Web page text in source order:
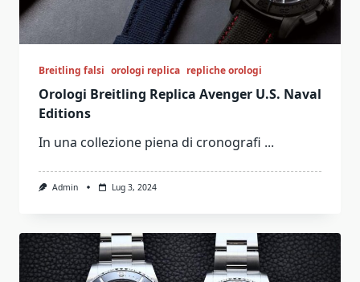
Breitling falsi orologi replica repliche orologi
Orologi Breitling Replica Avenger U.S. Naval
Editions
In una collezione piena di cronografi ...
Admin Lug 3, 2024